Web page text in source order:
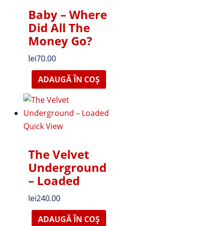
Baby – Where
Did All The
Money Go?
lei70.00
ADAUGĂ ÎN COȘ
Quick View
The Velvet
Underground
‎– Loaded
lei240.00
ADAUGĂ ÎN COȘ